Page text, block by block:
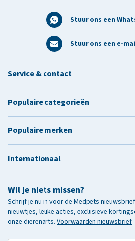
Stuur ons een
Stuur ons een e-
Wil je niets missen?
Schrijf je nu in voor de Medpets
nieuwtjes, leuke acties, exclusieve
onze dierenarts. Voorwaarden nieuwsbrief
Service & contact
Populaire categorieën
Populaire merken
Internationaal